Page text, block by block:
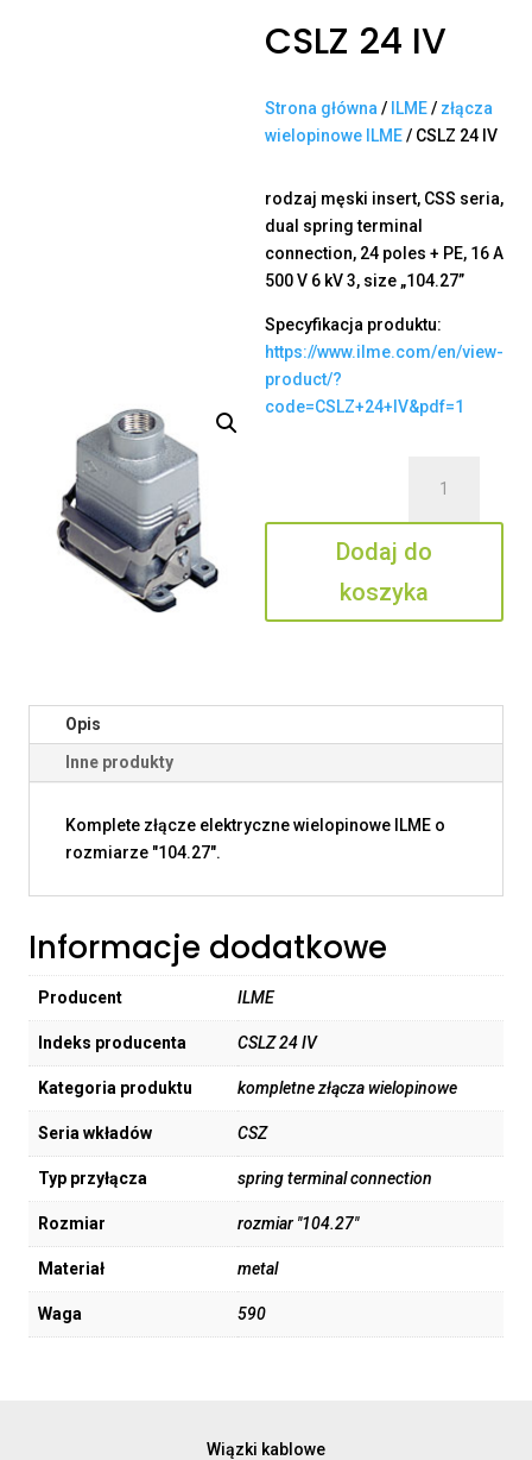
CSLZ 24 IV
Strona główna / ILME/ złącza
wielopinowe ILME/ CSLZ 24 IV
rodzaj męski insert, CSS seria,
dual spring terminal
connection, 24 poles + PE, 16 A
500 V 6 kV 3, size „104.27”
Specyfikacja produktu:
https://www.ilme.com/en/view-
product/?
code=CSLZ+24+IV&pdf=1
CSLZ
24
IV
Dodaj do
koszyka
Opis
Inne produkty
Komplete złącze elektryczne wielopinowe ILME o
rozmiarze "104.27".
Informacje dodatkowe
Producent ILME
Indeks producenta CSLZ 24 IV
Kategoria produktu kompletne złącza wielopinowe
Seria wkładów CSZ
Typ przyłącza spring terminal connection
Rozmiar rozmiar "104.27"
Materiał metal
Waga 590
Wiązki kablowe